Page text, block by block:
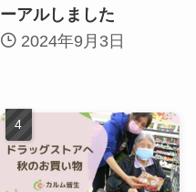
ーアルしました
2024年9月3日